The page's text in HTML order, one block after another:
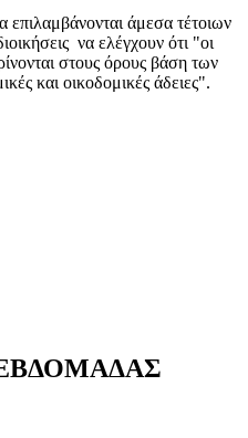
επιλαμβάνονται άμεσα τέτοιων
να ελέγχουν ότι "οι
στους όρους βάση των
και οικοδομικές άδειες".